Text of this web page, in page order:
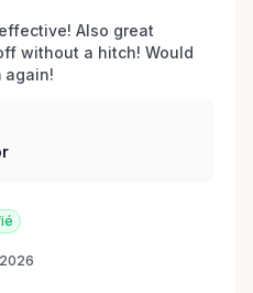
Also great
without a hitch! Would
again!